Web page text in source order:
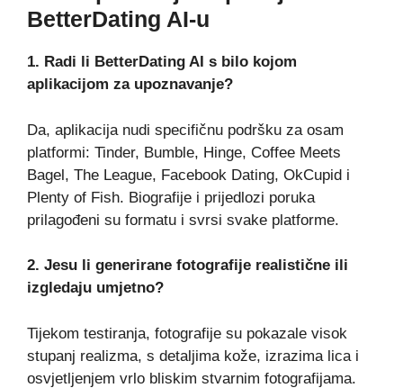
BetterDating AI-u
1. Radi li BetterDating AI s bilo kojom
aplikacijom za upoznavanje?
Da, aplikacija nudi specifičnu podršku za osam
platformi: Tinder, Bumble, Hinge, Coffee Meets
Bagel, The League, Facebook Dating, OkCupid i
Plenty of Fish. Biografije i prijedlozi poruka
prilagođeni su formatu i svrsi svake platforme.
2. Jesu li generirane fotografije realistične ili
izgledaju umjetno?
Tijekom testiranja, fotografije su pokazale visok
stupanj realizma, s detaljima kože, izrazima lica i
osvjetljenjem vrlo bliskim stvarnim fotografijama.